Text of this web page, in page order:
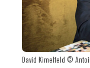
David Kimelfeld ©